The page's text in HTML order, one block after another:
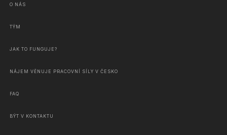
O NÁS
TÝM
JAK TO FUNGUJE?
NÁJEM VĚNUJE PRACOVNÍ SÍLY V ČESKO
FAQ
BÝT V KONTAKTU